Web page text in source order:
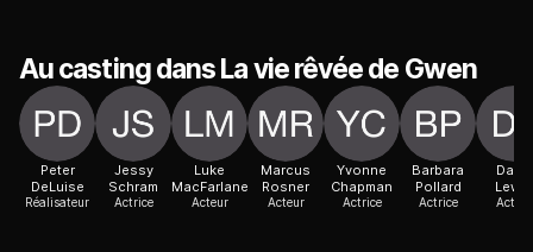
Au casting dans La vie rêvée de Gwen
Peter
DeLuise
Réalisateur
Jessy
Schram
Actrice
Luke
MacFarlane
Acteur
Marcus
Rosner
Acteur
Yvonne
Chapman
Actrice
Barbara
Pollard
Actrice
David
Lewis
Acteur